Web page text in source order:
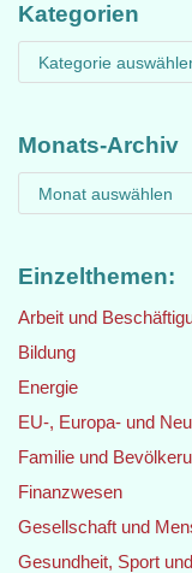
Kategorien
Monats-Archiv
Einzelthemen:
Arbeit und
Bildung
Energie
EU-, Europa- und
Familie und
Finanzwesen
Gesellschaft und
Gesundheit, Sport